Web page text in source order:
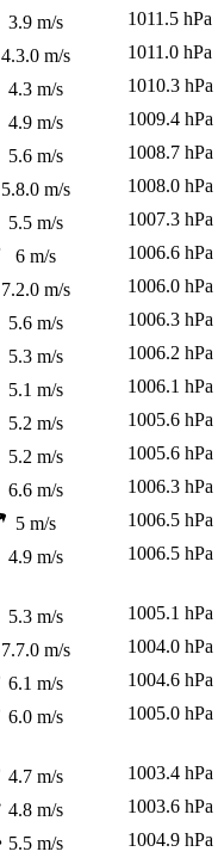
3.9 m/s
1011.5 hPa
4.3.0 m/s
1011.0 hPa
4.3 m/s
1010.3 hPa
4.9 m/s
1009.4 hPa
5.6 m/s
1008.7 hPa
5.8.0 m/s
1008.0 hPa
5.5 m/s
1007.3 hPa
6 m/s
1006.6 hPa
7.2.0 m/s
1006.0 hPa
5.6 m/s
1006.3 hPa
5.3 m/s
1006.2 hPa
5.1 m/s
1006.1 hPa
5.2 m/s
1005.6 hPa
5.2 m/s
1005.6 hPa
6.6 m/s
1006.3 hPa
5 m/s
1006.5 hPa
4.9 m/s
1006.5 hPa
5.3 m/s
1005.1 hPa
7.7.0 m/s
1004.0 hPa
6.1 m/s
1004.6 hPa
6.0 m/s
1005.0 hPa
4.7 m/s
1003.4 hPa
4.8 m/s
1003.6 hPa
5.5 m/s
1004.9 hPa